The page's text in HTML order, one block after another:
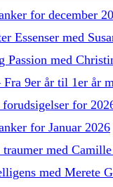
for december
Essenser med
Passion med
9er år til 1er år
for
for Januar 2026
med
med Merete